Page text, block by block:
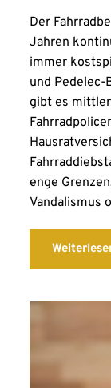
Der
Jahren
immer
und Pedelec-
gibt es
enge
Vandalismus